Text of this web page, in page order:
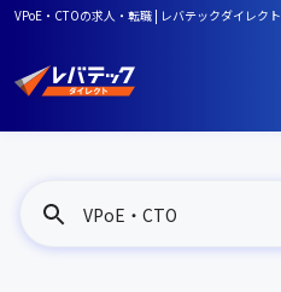
VPoE・CTOの求人・転職 | レバテックダイレクト
VPoE・CTO